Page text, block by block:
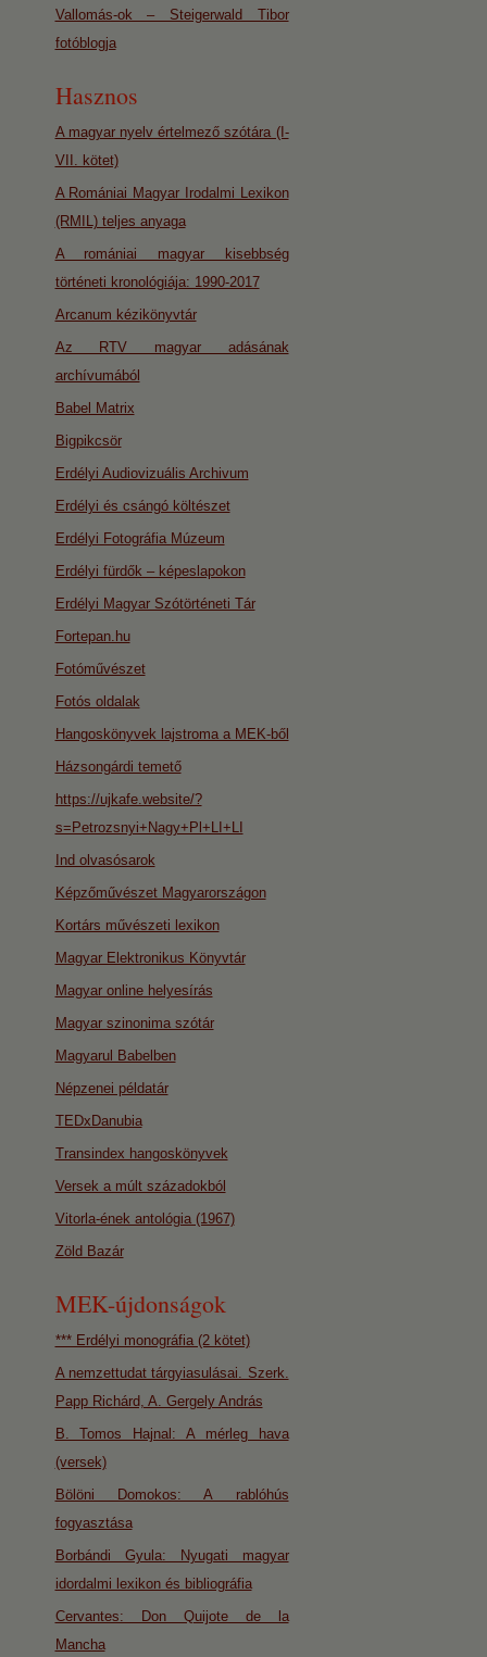
Vallomás-ok – Steigerwald Tibor
fotóblogja
Hasznos
A magyar nyelv értelmező szótára (I-
VII. kötet)
A Romániai Magyar Irodalmi Lexikon
(RMIL) teljes anyaga
A romániai magyar kisebbség
történeti kronológiája: 1990-2017
Arcanum kézikönyvtár
Az RTV magyar adásának
archívumából
Babel Matrix
Bigpikcsör
Erdélyi Audiovizuális Archivum
Erdélyi és csángó költészet
Erdélyi Fotográfia Múzeum
Erdélyi fürdők – képeslapokon
Erdélyi Magyar Szótörténeti Tár
Fortepan.hu
Fotóművészet
Fotós oldalak
Hangoskönyvek lajstroma a MEK-ből
Házsongárdi temető
https://ujkafe.website/?
s=Petrozsnyi+Nagy+Pl+LI+LI
Ind olvasósarok
Képzőművészet Magyarországon
Kortárs művészeti lexikon
Magyar Elektronikus Könyvtár
Magyar online helyesírás
Magyar szinonima szótár
Magyarul Babelben
Népzenei példatár
TEDxDanubia
Transindex hangoskönyvek
Versek a múlt századokból
Vitorla-ének antológia (1967)
Zöld Bazár
MEK-újdonságok
*** Erdélyi monográfia (2 kötet)
A nemzettudat tárgyiasulásai. Szerk.
Papp Richárd, A. Gergely András
B. Tomos Hajnal: A mérleg hava
(versek)
Bölöni Domokos: A rablóhús
fogyasztása
Borbándi Gyula: Nyugati magyar
idordalmi lexikon és bibliográfia
Cervantes: Don Quijote de la
Mancha